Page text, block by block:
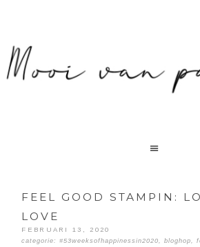
FEEL GOOD STAMPIN:
LOVE
FEBRUARI 13, 2020
categorie:#53weeksofhappinessin2020,bloghop,